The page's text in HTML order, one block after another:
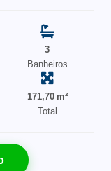
3
Banheiros
171,70 m²
Total